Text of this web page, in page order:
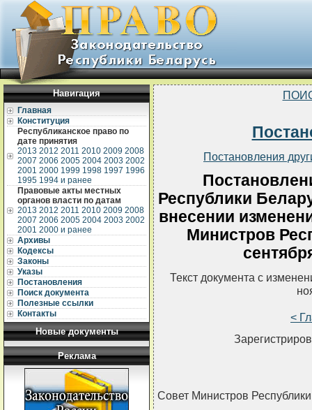
Навигация
Главная
Конституция
Республиканское право по
дате принятия
2013 2012 2011 2010 2009 2008
2007 2006 2005 2004 2003 2002
2001 2000 1999 1998 1997 1996
1995 1994 и ранее
Правовые акты местных
органов власти по датам
2013 2012 2011 2010 2009 2008
2007 2006 2005 2004 2003 2002
2001 2000 и ранее
Архивы
Кодексы
Законы
Указы
Постановления
Поиск документа
Полезные ссылки
Контакты
Новые документы
Реклама
Постановления
Республики
внесении
Министров
Текст документа с
<
Совет Министров